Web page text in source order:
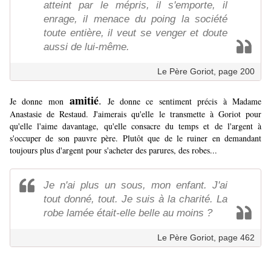
atteint par le mépris, il s'emporte, il
enrage, il menace du poing la société
toute entière, il veut se venger et doute
aussi de lui-même.
Le Père Goriot, page 200
Je donne mon amitié.
Je donne ce sentiment précis à Madame
Anastasie de Restaud. J'aimerais qu'elle le transmette à Goriot pour
qu'elle l'aime davantage, qu'elle consacre du temps et de l'argent à
s'occuper de son pauvre père. Plutôt que de le ruiner en demandant
toujours plus d'argent pour s'acheter des parures, des robes...
Je n'ai plus un sous, mon enfant. J'ai
tout donné, tout. Je suis à la charité. La
robe lamée était-elle belle au moins ?
Le Père Goriot, page 462